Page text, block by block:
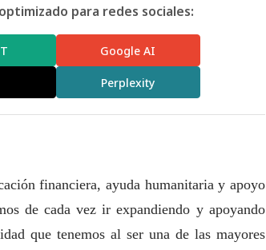
para redes sociales:
Google AI
Perplexity
financiera, ayuda humanitaria y apoyo
de cada vez ir expandiendo y apoyando
que tenemos al ser una de las mayores